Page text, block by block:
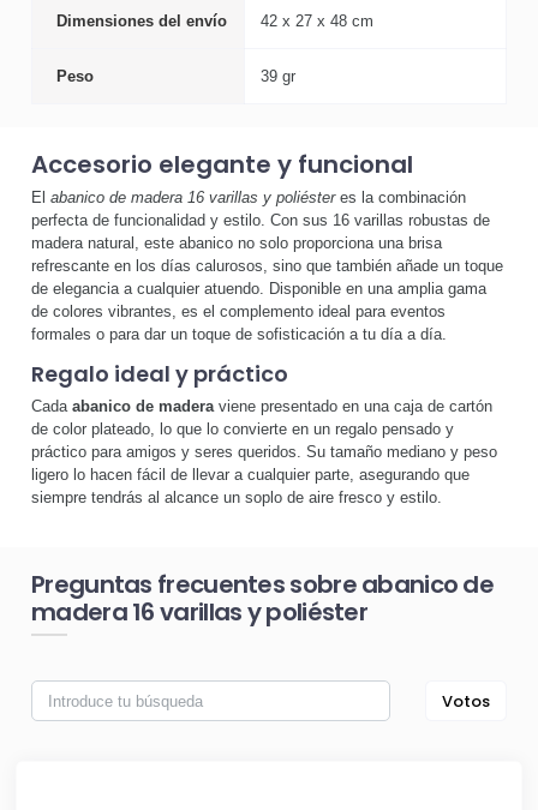
Dimensiones del envío 42 x 27 x 48 cm
Peso 39 gr
Accesorio elegante y funcional
El abanico de madera 16 varillas y poliésteres la combinación
perfecta de funcionalidad y estilo. Con sus 16 varillas robustas de
madera natural, este abanico no solo proporciona una brisa
refrescante en los días calurosos, sino que también añade un toque
de elegancia a cualquier atuendo. Disponible en una amplia gama
de colores vibrantes, es el complemento ideal para eventos
formales o para dar un toque de sofisticación a tu día a día.
Regalo ideal y práctico
Cada abanico de madera viene presentado en una caja de cartón
de color plateado, lo que lo convierte en un regalo pensado y
práctico para amigos y seres queridos. Su tamaño mediano y peso
ligero lo hacen fácil de llevar a cualquier parte, asegurando que
siempre tendrás al alcance un soplo de aire fresco y estilo.
Preguntas frecuentes sobre abanico de
madera 16 varillas y poliéster
Votos